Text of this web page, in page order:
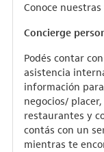
Conoce
Concierge
Podés contar
asistencia
información
negocios/
restaurantes y
contás con un
mientras te